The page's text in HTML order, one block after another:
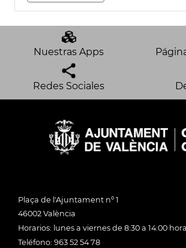
Nuestras Apps
Redes Sociales
Plaça de l'Ajuntament nº 1
46002 València
Horarios: lunes a viernes de 8:30 a 14:00
Teléfono: 963 52 54 78